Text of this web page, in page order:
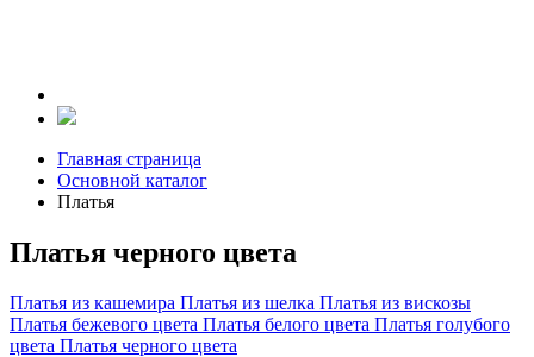
Главная страница
Основной каталог
Платья
Платья черного цвета
Платья из кашемира Платья из шелка Платья из вискозы
Платья бежевого цвета Платья белого цвета Платья голубого
цвета Платья черного цвета